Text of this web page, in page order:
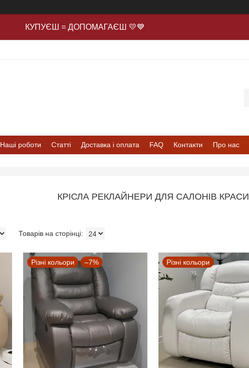
КУПУЄШ = ДОПОМАГАЄШ 💛💙
Наші роботи Статті Доставка і оплата FAQ Контакти Про нас
КРІСЛА РЕКЛАЙНЕРИ ДЛЯ САЛОНІВ КРАСИ
Різні кольори –7% Різні кольори